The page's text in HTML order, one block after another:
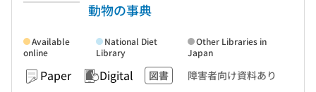
動物の事典
Paper Digital 図書 障害者向け資料あり
Available
online
National Diet
Library
Other Libraries in
Japan